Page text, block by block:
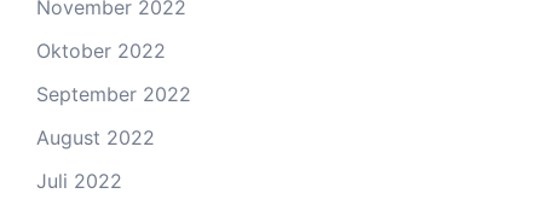
November 2022
Oktober 2022
September 2022
August 2022
Juli 2022